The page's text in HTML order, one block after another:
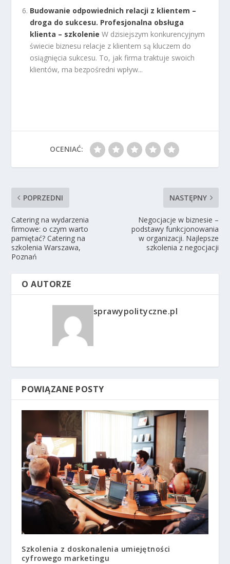
Budowanie odpowiednich relacji z klientem –
droga do sukcesu. Profesjonalna obsługa
klienta – szkolenie W dzisiejszym konkurencyjnym
świecie biznesu relacje z klientem są kluczem do
osiągnięcia sukcesu. To, jak firma traktuje swoich
klientów, ma bezpośredni wpływ...
OCENIAĆ:
POPRZEDNI
Catering na wydarzenia
firmowe: o czym warto
pamiętać? Catering na
szkolenia Warszawa,
Poznań
NASTĘPNY
Negocjacje w biznesie –
podstawy funkcjonowania
w organizacji. Najlepsze
szkolenia z negocjacji
O AUTORZE
sprawypolityczne.pl
POWIĄZANE POSTY
Szkolenia z doskonalenia umiejętności
cyfrowego marketingu